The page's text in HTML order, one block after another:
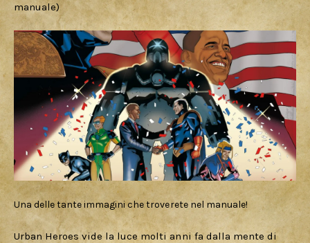
manuale)
Una delle tante immagini che troverete nel manuale!
Urban Heroes vide la luce molti anni fa dalla mente di